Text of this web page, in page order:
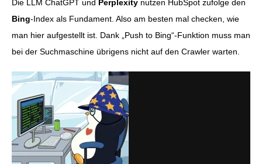
Die LLM ChatGPT und Perplexity nutzen HubSpot zufolge den
Bing-Index als Fundament. Also am besten mal checken, wie
man hier aufgestellt ist. Dank „Push to Bing“-Funktion muss man
bei der Suchmaschine übrigens nicht auf den Crawler warten.